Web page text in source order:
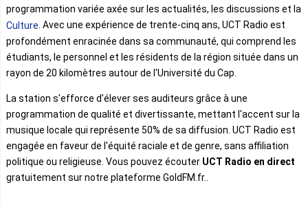
programmation variée axée sur les actualités, les discussions et la
Culture . Avec une expérience de trente-cinq ans, UCT Radio est
profondément enracinée dans sa communauté, qui comprend les
étudiants, le personnel et les résidents de la région située dans un
rayon de 20 kilomètres autour de l'Université du Cap.
La station s'efforce d'élever ses auditeurs grâce à une
programmation de qualité et divertissante, mettant l'accent sur la
musique locale qui représente 50% de sa diffusion. UCT Radio est
engagée en faveur de l'équité raciale et de genre, sans affiliation
politique ou religieuse. Vous pouvez écouter UCT Radio en direct
gratuitement sur notre plateforme GoldFM.fr..